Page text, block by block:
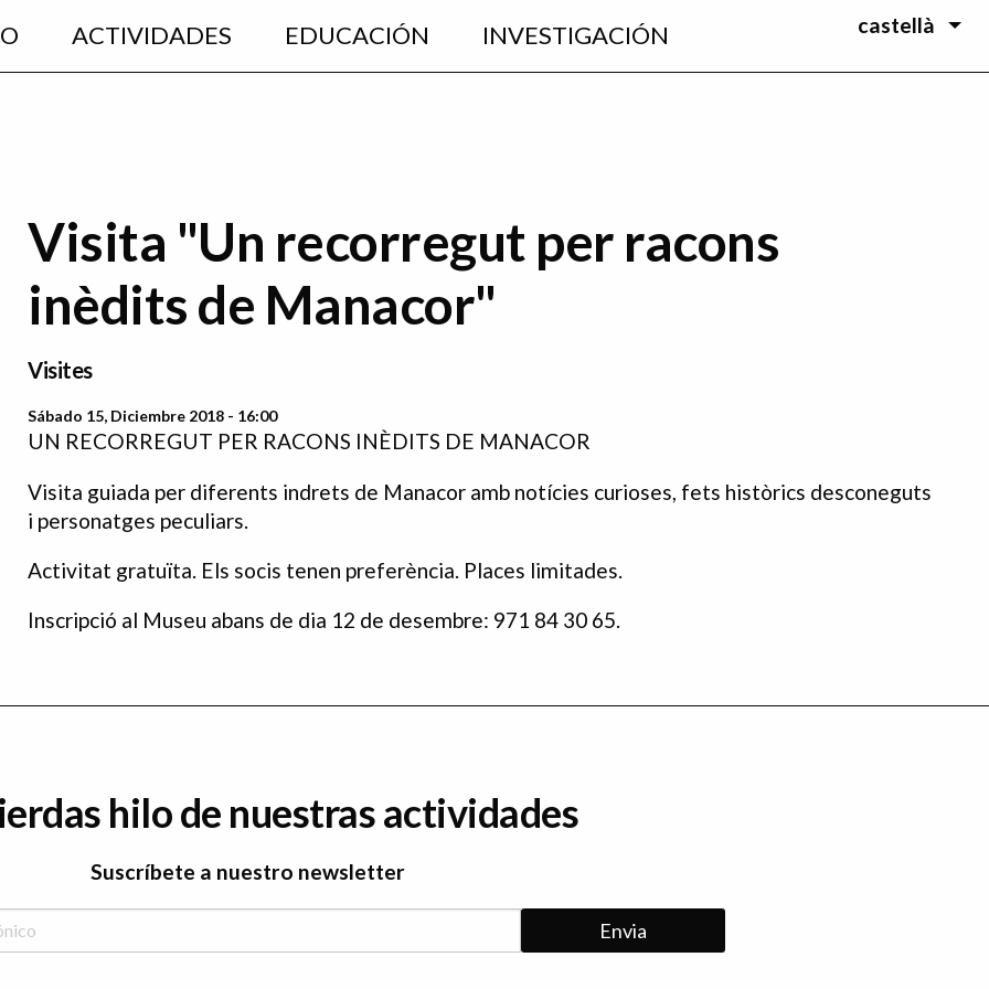
ACTIVIDADES EDUCACIÓN INVESTIGACIÓN castellà
Visita "Un recorregut per racons
inèdits de Manacor"
Visites
Sábado 15, Diciembre 2018 - 16:00
UN RECORREGUT PER RACONS INÈDITS DE MANACOR
Visita guiada per diferents indrets de Manacor amb notícies curioses, fets històrics desconeguts
i personatges peculiars.
Activitat gratuïta. Els socis tenen preferència. Places limitades.
Inscripció al Museu abans de dia 12 de desembre: 971 84 30 65.
hilo de nuestras actividades
Suscríbete a nuestro newsletter